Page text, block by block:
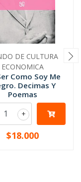
DE CULTURA
ECONOMICA
Como Soy Me
Decimas Y
Poemas
+
$18.000